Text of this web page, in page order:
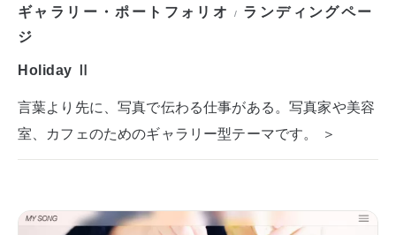
ギャラリー・ポートフォリオ / ランディングペー
ジ
Holiday Ⅱ
言葉より先に、写真で伝わる仕事がある。写真家や美容
室、カフェのためのギャラリー型テーマです。 ＞